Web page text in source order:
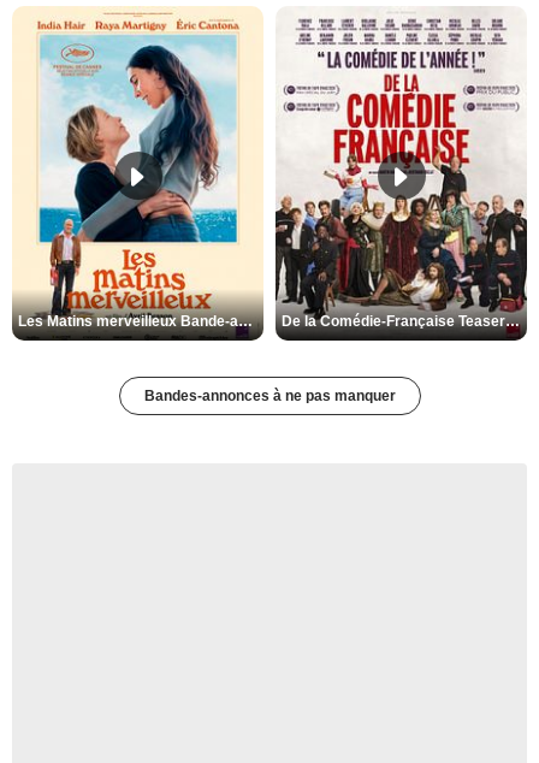
Les Matins merveilleux Bande-annonce VF De la Comédie-Française Teaser VF
Bandes-annonces à ne pas manquer